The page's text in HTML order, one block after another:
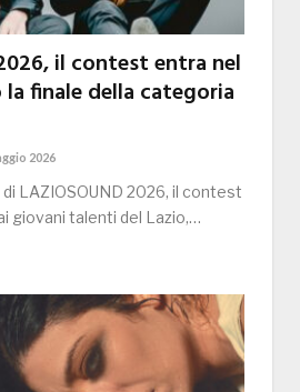
il contest entra nel
finale della categoria
2026
LAZIOSOUND 2026, il contest
giovani talenti del Lazio,…